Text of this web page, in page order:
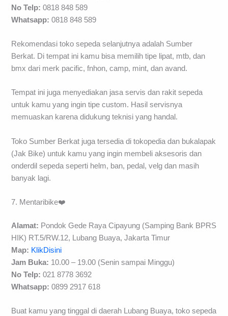
No Telp: 0818 848 589
Whatsapp: 0818 848 589
Rekomendasi toko sepeda selanjutnya adalah Sumber
Berkat. Di tempat ini kamu bisa memilih tipe lipat, mtb, dan
bmx dari merk pacific, fnhon, camp, mint, dan avand.
Tempat ini juga menyediakan jasa servis dan rakit sepeda
untuk kamu yang ingin tipe custom. Hasil servisnya
memuaskan karena didukung teknisi yang handal.
Toko Sumber Berkat juga tersedia di tokopedia dan bukalapak
(Jak Bike) untuk kamu yang ingin membeli aksesoris dan
onderdil sepeda seperti helm, ban, pedal, velg dan masih
banyak lagi.
7. Mentaribike❤️
Alamat: Pondok Gede Raya Cipayung (Samping Bank BPRS
HIK) RT.5/RW.12, Lubang Buaya, Jakarta Timur
Map: KlikDisini
Jam Buka: 10.00 – 19.00 (Senin sampai Minggu)
No Telp: 021 8778 3692
Whatsapp: 0899 2917 618
Buat kamu yang tinggal di daerah Lubang Buaya, toko sepeda